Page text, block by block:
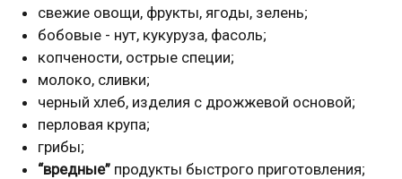
свежие овощи, фрукты, ягоды, зелень;
бобовые - нут, кукуруза, фасоль;
копчености, острые специи;
молоко, сливки;
черный хлеб, изделия с дрожжевой основой;
перловая крупа;
грибы;
“вредные” продукты быстрого приготовления;